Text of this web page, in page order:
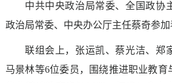
中共中央政治局常委、全国政协
政治局常委、中央办公厅主任蔡奇参加
联组会上，张运凯、蔡光洁、郑
马景林等6位委员，围绕推进职业教育